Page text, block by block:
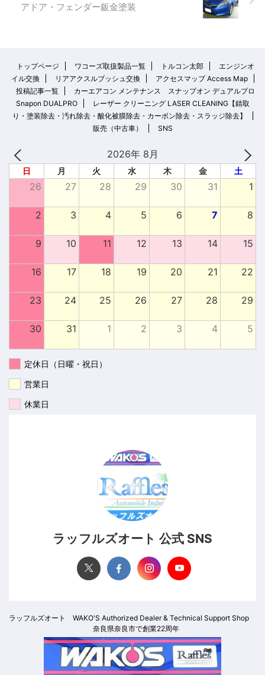
アドア・フェンダー鈑金塗装
トップページ ワコーズ取扱製品一覧 トルコン太郎
エンジンオ
イル交換
リアアクスルブッシュ交換
アクセスマップ Access Map
投稿記事一覧
カーエアコン メンテナンス スナップオン デュアルプロ
Snapon DUALPRO
レーザー クリーニング LASER CLEANING【錆取
り・塗装除去・汚れ除去・酸化被膜除去・カーボン除去・スラッジ除去】
販売（中古車）
SNS
2026年 8月
日 月 火 水 木 金 土
26 27 28 29 30 31 1
2 3 4 5 6 7 8
9 10 11 12 13 14 15
16 17 18 19 20 21 22
23 24 25 26 27 28 29
30 31 1 2 3 4 5
定休日（日曜・祝日）
営業日
休業日
ラッフルズオート 公式 SNS
ラッフルズオート WAKO'S Authorized Dealer & Technical Support Shop
奈良県奈良市で創業22周年